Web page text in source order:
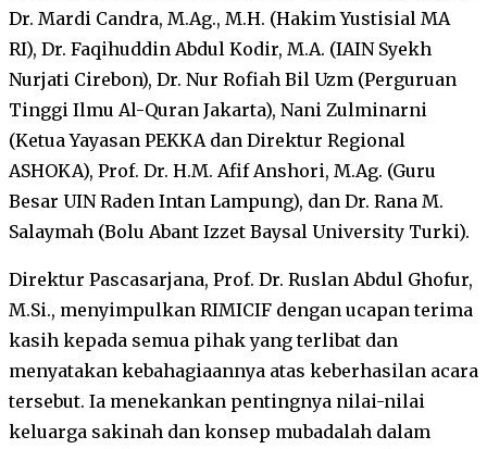
Dr. Mardi Candra, M.Ag., M.H. (Hakim Yustisial MA
RI), Dr. Faqihuddin Abdul Kodir, M.A. (IAIN Syekh
Nurjati Cirebon), Dr. Nur Rofiah Bil Uzm (Perguruan
Tinggi Ilmu Al-Quran Jakarta), Nani Zulminarni
(Ketua Yayasan PEKKA dan Direktur Regional
ASHOKA), Prof. Dr. H.M. Afif Anshori, M.Ag. (Guru
Besar UIN Raden Intan Lampung), dan Dr. Rana M.
Salaymah (Bolu Abant Izzet Baysal University Turki).
Direktur Pascasarjana, Prof. Dr. Ruslan Abdul Ghofur,
M.Si., menyimpulkan RIMICIF dengan ucapan terima
kasih kepada semua pihak yang terlibat dan
menyatakan kebahagiaannya atas keberhasilan acara
tersebut. Ia menekankan pentingnya nilai-nilai
keluarga sakinah dan konsep mubadalah dalam